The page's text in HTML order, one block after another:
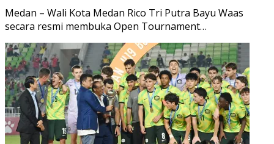
Medan – Wali Kota Medan Rico Tri Putra Bayu Waas
secara resmi membuka Open Tournament…